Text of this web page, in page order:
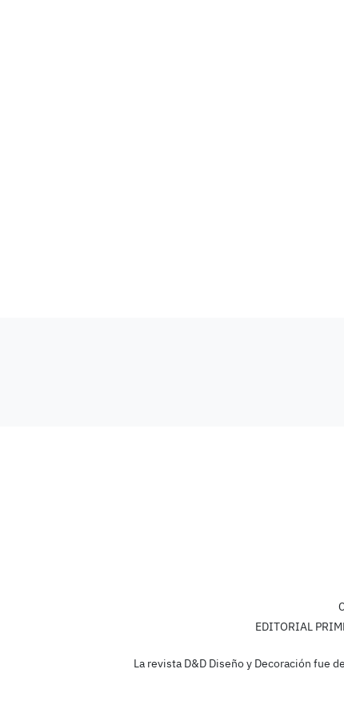
EDITORIAL
La revista D&D Diseño y Decoración fue